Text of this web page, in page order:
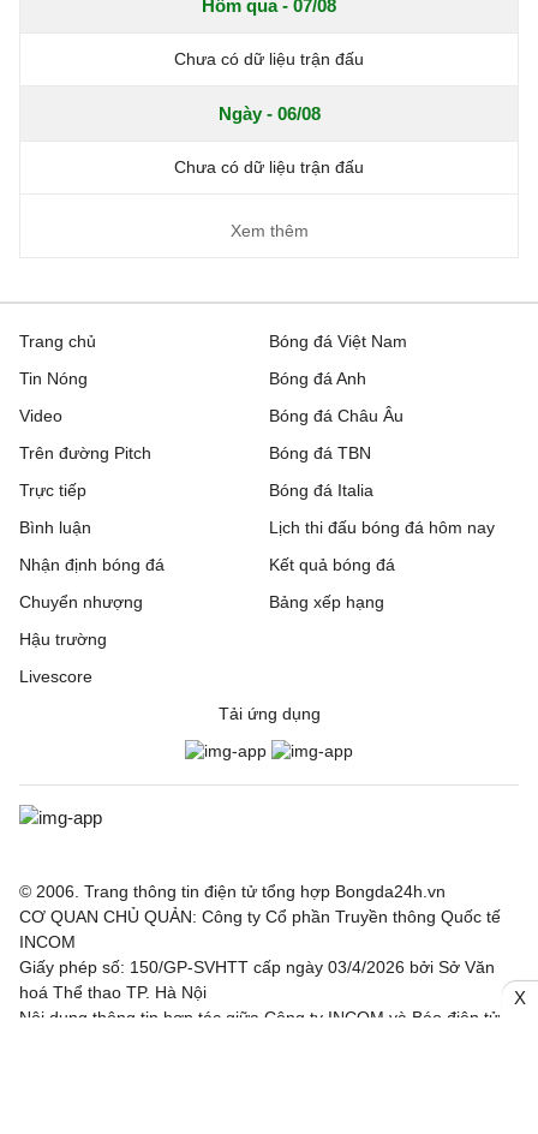
Hôm qua - 07/08
Chưa có dữ liệu trận đấu
Ngày - 06/08
Chưa có dữ liệu trận đấu
Xem thêm
Trang chủ
Tin Nóng
Video
Trên đường Pitch
Trực tiếp
Bóng đá Việt Nam
Bóng đá Anh
Bóng đá Châu Âu
Bóng đá TBN
Bóng đá Italia
Bình luận
Nhận định bóng đá
Chuyển nhượng
Hậu trường
Livescore
Lịch thi đấu bóng đá hôm nay
Kết quả bóng đá
Bảng xếp hạng
Tải ứng dụng
© 2006. Trang thông tin điện tử tổng hợp Bongda24h.vn
CƠ QUAN CHỦ QUẢN: Công ty Cổ phần Truyền thông Quốc tế
INCOM
Giấy phép số: 150/GP-SVHTT cấp ngày 03/4/2026 bởi Sở Văn
hoá Thể thao TP. Hà Nội
Nội dung thông tin hợp tác giữa Công ty INCOM và Báo điện tử
X